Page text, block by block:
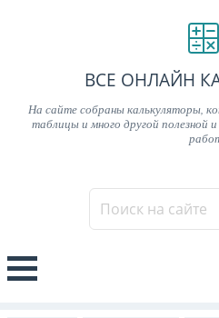
ВСЕ ОНЛАЙН
На сайте собраны калькуляторы,
таблицы и много другой полезной